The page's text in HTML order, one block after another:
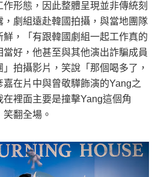
作形態，因此整體呈現並非傳統刻
劇組遠赴韓國拍攝，與當地團隊
，「有跟韓國劇組一起工作真的
好，他甚至與其他演出詐騙成員
拍攝影片，笑說「那個喝多了，
在片中與曾敬驊飾演的Yang之
裡面主要是撞擊Yang這個角
翻全場。